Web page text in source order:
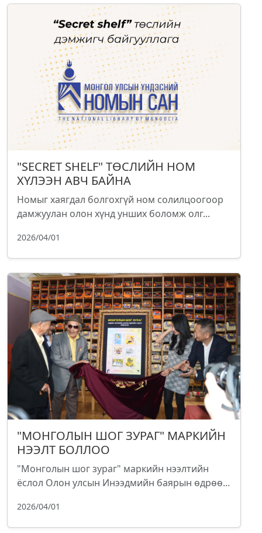
"SECRET SHELF" ТӨСЛИЙН НОМ
ХҮЛЭЭН АВЧ БАЙНА
Номыг хаягдал болгохгүй ном солилцоогоор
дамжуулан олон хүнд унших боломж олг...
2026/04/01
"МОНГОЛЫН ШОГ ЗУРАГ" МАРКИЙН
НЭЭЛТ БОЛЛОО
"Монголын шог зураг" маркийн нээлтийн
ёслол Олон улсын Инээдмийн баярын өдрөө...
2026/04/01